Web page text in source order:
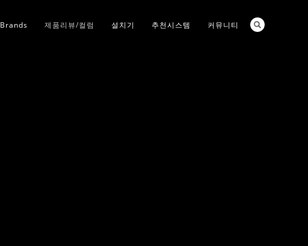
Brands 제품리뷰/컬럼 설치기 추천시스템 커뮤니티